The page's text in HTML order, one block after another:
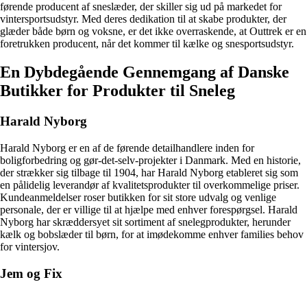
førende producent af sneslæder, der skiller sig ud på markedet for
vintersportsudstyr. Med deres dedikation til at skabe produkter, der
glæder både børn og voksne, er det ikke overraskende, at Outtrek er en
foretrukken producent, når det kommer til kælke og snesportsudstyr.
En Dybdegående Gennemgang af Danske
Butikker for Produkter til Sneleg
Harald Nyborg
Harald Nyborg er en af de førende detailhandlere inden for
boligforbedring og gør-det-selv-projekter i Danmark. Med en historie,
der strækker sig tilbage til 1904, har Harald Nyborg etableret sig som
en pålidelig leverandør af kvalitetsprodukter til overkommelige priser.
Kundeanmeldelser roser butikken for sit store udvalg og venlige
personale, der er villige til at hjælpe med enhver forespørgsel. Harald
Nyborg har skræddersyet sit sortiment af snelegprodukter, herunder
kælk og bobslæder til børn, for at imødekomme enhver families behov
for vintersjov.
Jem og Fix